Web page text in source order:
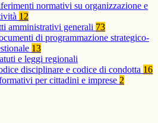
normativi su organizzazione e
12
amministrativi generali 73
di programmazione strategico-
13
e leggi regionali
disciplinare e codice di condotta 16
per cittadini e imprese 2